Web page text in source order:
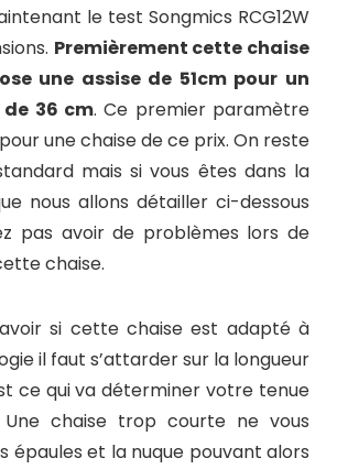
le test Songmics RCG12W
Premièrement cette chaise
une assise de 51cm pour un
36 cm. Ce premier paramètre
une chaise de ce prix. On reste
mais si vous êtes dans la
nous allons détailler ci-dessous
pas avoir de problèmes lors de
chaise.
si cette chaise est adapté à
il faut s’attarder sur la longueur
ce qui va déterminer votre tenue
chaise trop courte ne vous
épaules et la nuque pouvant alors